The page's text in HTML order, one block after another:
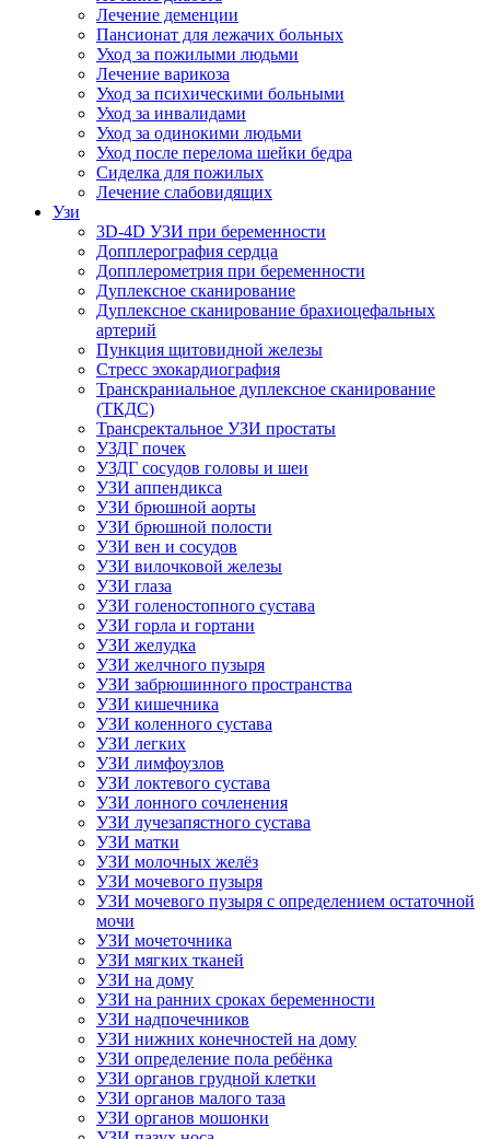
Лечение деменции
Пансионат для лежачих больных
Уход за пожилыми людьми
Лечение варикоза
Уход за психическими больными
Уход за инвалидами
Уход за одинокими людьми
Уход после перелома шейки бедра
Сиделка для пожилых
Лечение слабовидящих
Узи
3D-4D УЗИ при беременности
Допплерография сердца
Допплерометрия при беременности
Дуплексное сканирование
Дуплексное сканирование брахиоцефальных
артерий
Пункция щитовидной железы
Стресс эхокардиография
Транскраниальное дуплексное сканирование
(ТКДС)
Трансректальное УЗИ простаты
УЗДГ почек
УЗДГ сосудов головы и шеи
УЗИ аппендикса
УЗИ брюшной аорты
УЗИ брюшной полости
УЗИ вен и сосудов
УЗИ вилочковой железы
УЗИ глаза
УЗИ голеностопного сустава
УЗИ горла и гортани
УЗИ желудка
УЗИ желчного пузыря
УЗИ забрюшинного пространства
УЗИ кишечника
УЗИ коленного сустава
УЗИ легких
УЗИ лимфоузлов
УЗИ локтевого сустава
УЗИ лонного сочленения
УЗИ лучезапястного сустава
УЗИ матки
УЗИ молочных желёз
УЗИ мочевого пузыря
УЗИ мочевого пузыря с определением остаточной
мочи
УЗИ мочеточника
УЗИ мягких тканей
УЗИ на дому
УЗИ на ранних сроках беременности
УЗИ надпочечников
УЗИ нижних конечностей на дому
УЗИ определение пола ребёнка
УЗИ органов грудной клетки
УЗИ органов малого таза
УЗИ органов мошонки